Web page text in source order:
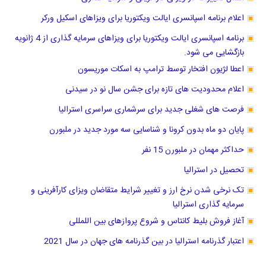
اعلام برنامه اسپانسری ایالت ویکتوریا برای ویزاهای اسکیل ورکر
برنامه اسپانسری ایالت ویکتوریا برای ویزاهای سرمایه گذاری از 4 ژانویه
بازگشایی می شود.
اعطا لژیون افتخار توسط ترامپ به اسکات موریسون
اعلام محدودیت های تازه برای جشن سال نو در سیدنی
فرصت های شغلی جدید برای سرشماری سراسری استرالیا
پایان دو ماه بدون کرونا و شناسایی سه مورد جدید در ملبورن
حداکثر مهمان در ملبورن 15 نفر
تحصیل در استرالیا
تک نرخی شدن نرخ ارز و تغییر شرایط متقاضان ویزای کارآفرینی و
سرمایه گذاری استرالیا
آغاز فروش بلیط کانتاس و شروع پروازهای بین اللمللی
اعتبار گذرنامه استرالیا در بین گذرنامه های جهان در سال 2021